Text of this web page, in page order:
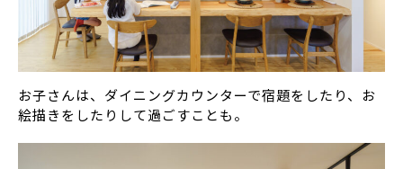
お子さんは、ダイニングカウンターで宿題をしたり、お
絵描きをしたりして過ごすことも。